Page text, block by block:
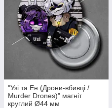
"Узі та Ен (Дрони-вбивці /
Murder Drones)" магніт
круглий Ø44 мм